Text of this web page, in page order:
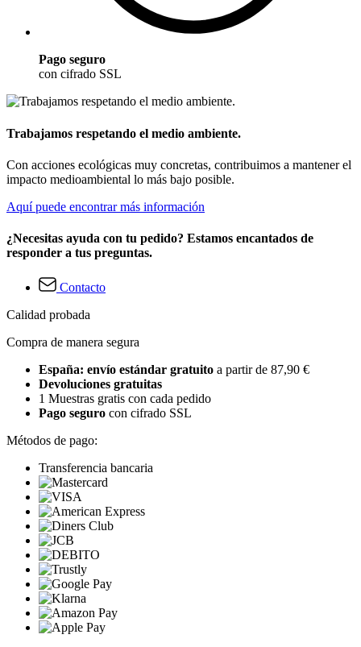
Pago seguro
con cifrado SSL
Trabajamos respetando el medio ambiente.
Con acciones ecológicas muy concretas, contribuimos a mantener el
impacto medioambiental lo más bajo posible.
Aquí puede encontrar más información
¿Necesitas ayuda con tu pedido? Estamos encantados de
responder a tus preguntas.
Contacto
Calidad probada
Compra de manera segura
España: envío estándar gratuito a partir de 87,90 €
Devoluciones gratuitas
1 Muestras gratis con cada pedido
Pago seguro con cifrado SSL
Métodos de pago:
Transferencia bancaria